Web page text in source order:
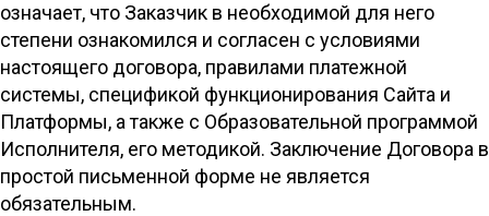
означает, что Заказчик в необходимой для него
степени ознакомился и согласен с условиями
настоящего договора, правилами платежной
системы, спецификой функционирования Сайта и
Платформы, а также с Образовательной программой
Исполнителя, его методикой. Заключение Договора в
простой письменной форме не является
обязательным.